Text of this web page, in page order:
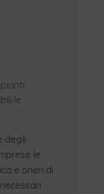
le
degli
le
e oneri di